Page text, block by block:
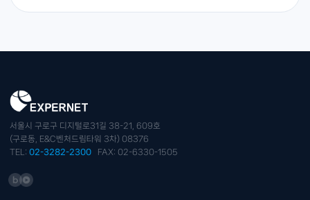
서울시 구로구 디지털로31길 38-21, 609호
(구로동, E&C벤처드림타워 3차) 08376
TEL: 02-3282-2300 FAX: 02-6330-1505